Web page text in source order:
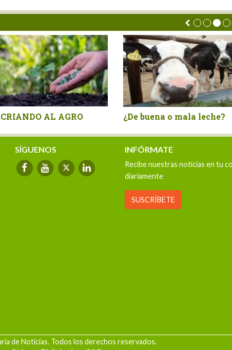
El pisco también es industria
Tendencias
SÍGUENOS INFÓRMATE
Recibe nuestras noticias en tu
diariamente
SUSCRÍBETE
de Noticias. Todos los derechos reservados.